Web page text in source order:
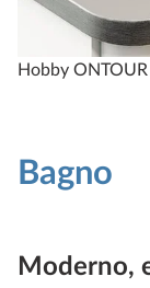
Hobby
Bagno
Moderno,